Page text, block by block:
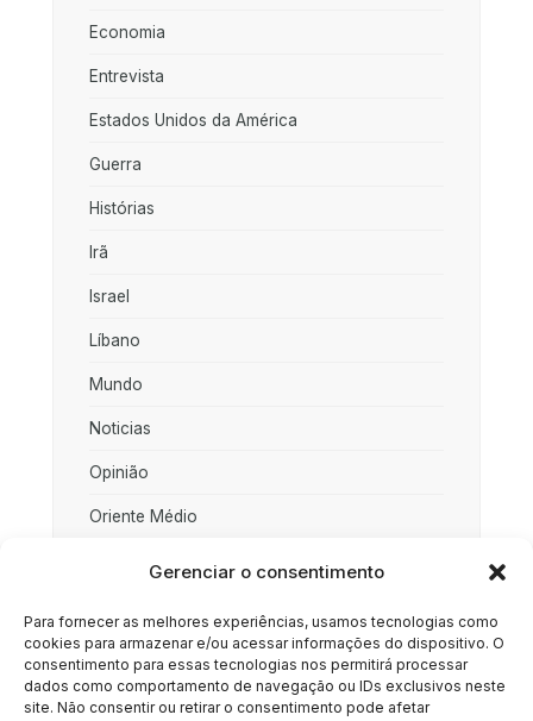
Gerenciar o consentimento
Para fornecer as melhores experiências, usamos tecnologias como
cookies para armazenar e/ou acessar informações do dispositivo. O
consentimento para essas tecnologias nos permitirá processar
dados como comportamento de navegação ou IDs exclusivos neste
site. Não consentir ou retirar o consentimento pode afetar
Economia
Entrevista
Estados Unidos da América
Guerra
Histórias
Irã
Israel
Líbano
Mundo
Noticias
Opinião
Oriente Médio
Rússia
Sociedade